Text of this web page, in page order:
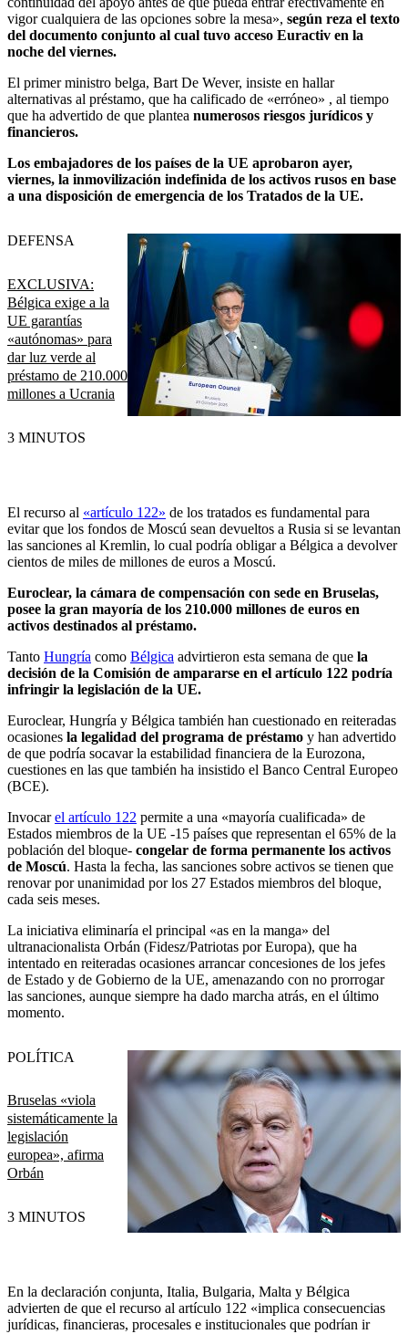
vigor cualquiera de las opciones sobre la mesa», según reza el texto
del documento conjunto al cual tuvo acceso Euractiv en la
noche del viernes.
El primer ministro belga, Bart De Wever, insiste en hallar
alternativas al préstamo, que ha calificado de «erróneo» , al tiempo
que ha advertido de que plantea numerosos riesgos jurídicos y
financieros.
Los embajadores de los países de la UE aprobaron ayer,
viernes, la inmovilización indefinida de los activos rusos en base
a una disposición de emergencia de los Tratados de la UE.
EXCLUSIVA:
Bélgica exige a la
UE garantías
«autónomas» para
dar luz verde al
préstamo de 210.000
millones a Ucrania
DEFENSA
3 MINUTOS
El recurso al «artículo 122» de los tratados es fundamental para
evitar que los fondos de Moscú sean devueltos a Rusia si se levantan
las sanciones al Kremlin, lo cual podría obligar a Bélgica a devolver
cientos de miles de millones de euros a Moscú.
Euroclear, la cámara de compensación con sede en Bruselas,
posee la gran mayoría de los 210.000 millones de euros en
activos destinados al préstamo.
Tanto Hungría como Bélgica advirtieron esta semana de que la
decisión de la Comisión de ampararse en el artículo 122 podría
infringir la legislación de la UE.
Euroclear, Hungría y Bélgica también han cuestionado en reiteradas
ocasiones la legalidad del programa de préstamo y han advertido
de que podría socavar la estabilidad financiera de la Eurozona,
cuestiones en las que también ha insistido el Banco Central Europeo
(BCE).
Invocarel artículo 122 permite a una «mayoría cualificada» de
Estados miembros de la UE -15 países que representan el 65% de la
población del bloque- congelar de forma permanente los activos
de Moscú. Hasta la fecha, las sanciones sobre activos se tienen que
renovar por unanimidad por los 27 Estados miembros del bloque,
cada seis meses.
La iniciativa eliminaría el principal «as en la manga» del
ultranacionalista Orbán (Fidesz/Patriotas por Europa), que ha
intentado en reiteradas ocasiones arrancar concesiones de los jefes
de Estado y de Gobierno de la UE, amenazando con no prorrogar
las sanciones, aunque siempre ha dado marcha atrás, en el último
momento.
Bruselas «viola
sistemáticamente la
legislación
europea», afirma
Orbán
POLÍTICA
3 MINUTOS
En la declaración conjunta, Italia, Bulgaria, Malta y Bélgica
advierten de que el recurso al artículo 122 «implica consecuencias
jurídicas, financieras, procesales e institucionales que podrían ir